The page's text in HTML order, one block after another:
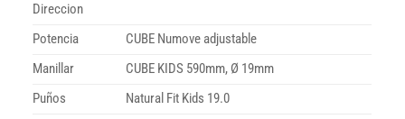
Direccion
Potencia
CUBE Numove adjustable
Manillar
CUBE KIDS 590mm, Ø 19mm
Puños
Natural Fit Kids 19.0